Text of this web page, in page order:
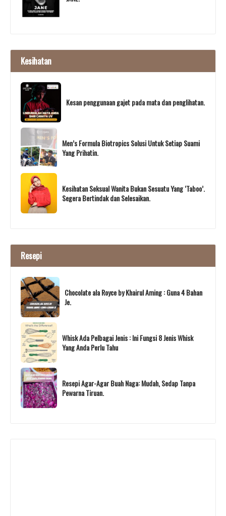
Kesihatan
Kesan penggunaan gajet pada mata dan penglihatan.
Men’s Formula Biotropics Solusi Untuk Setiap Suami
Yang Prihatin.
Kesihatan Seksual Wanita Bukan Sesuatu Yang ‘Taboo’.
Segera Bertindak dan Selesaikan.
Resepi
Chocolate ala Royce by Khairul Aming : Guna 4 Bahan
Je.
Whisk Ada Pelbagai Jenis : Ini Fungsi 8 Jenis Whisk
Yang Anda Perlu Tahu
Resepi Agar-Agar Buah Naga: Mudah, Sedap Tanpa
Pewarna Tiruan.